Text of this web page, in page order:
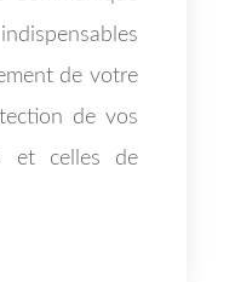
de votre
de vos
et celles de